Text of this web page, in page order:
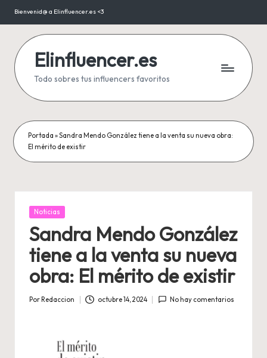
Saltar
contenido
Bienvenid@ a Elinfluencer.es <3
Elinfluencer.es
Todo sobres tus influencers favoritos
Portada »Sandra Mendo González tiene a la venta su nueva obra:
El mérito de existir
Publicada
Noticias
Sandra Mendo González
tiene a la venta su nueva
obra: El mérito de existir
Por Redaccion octubre 14, 2024 No hay comentarios